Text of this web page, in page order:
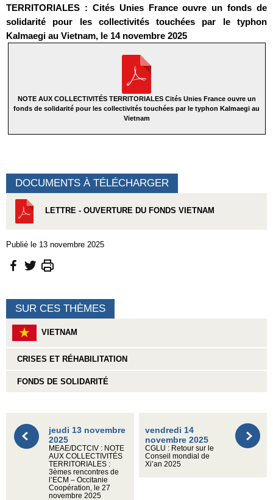
TERRITORIALES : Cités Unies France ouvre un fonds de
solidarité pour les collectivités touchées par le typhon
Kalmaegi au Vietnam, le 14 novembre 2025
NOTE AUX COLLECTIVITÉS TERRITORIALES Cités Unies France ouvre un
fonds de solidarité pour les collectivités touchées par le typhon Kalmaegi au
Vietnam
DOCUMENTS À TÉLÉCHARGER
LETTRE - OUVERTURE DU FONDS VIETNAM
Publié le 13 novembre 2025
SUR CES THÈMES
VIETNAM
CRISES ET RÉHABILITATION
FONDS DE SOLIDARITÉ
jeudi 13 novembre
2025
MEAE/DCTCIV : NOTE
AUX COLLECTIVITÉS
TERRITORIALES :
3èmes rencontres de
l’ECM – Occitanie
Coopération, le 27
novembre 2025
vendredi 14
novembre 2025
CGLU : Retour sur le
Conseil mondial de
Xi’an 2025